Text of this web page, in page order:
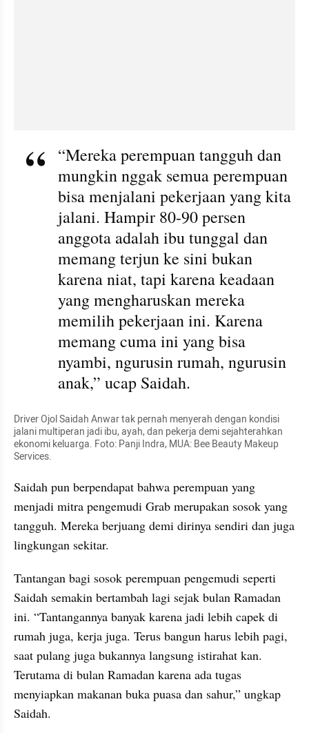
“Mereka perempuan tangguh dan
mungkin nggak semua perempuan
bisa menjalani pekerjaan yang kita
jalani. Hampir 80-90 persen
anggota adalah ibu tunggal dan
memang terjun ke sini bukan
karena niat, tapi karena keadaan
yang mengharuskan mereka
memilih pekerjaan ini. Karena
memang cuma ini yang bisa
nyambi, ngurusin rumah, ngurusin
anak,” ucap Saidah.
Driver Ojol Saidah Anwar tak pernah menyerah dengan kondisi
jalani multiperan jadi ibu, ayah, dan pekerja demi sejahterahkan
ekonomi keluarga. Foto: Panji Indra, MUA: Bee Beauty Makeup
Services.
Saidah pun berpendapat bahwa perempuan yang
menjadi mitra pengemudi Grab merupakan sosok yang
tangguh. Mereka berjuang demi dirinya sendiri dan juga
lingkungan sekitar.
Tantangan bagi sosok perempuan pengemudi seperti
Saidah semakin bertambah lagi sejak bulan Ramadan
ini. “Tantangannya banyak karena jadi lebih capek di
rumah juga, kerja juga. Terus bangun harus lebih pagi,
saat pulang juga bukannya langsung istirahat kan.
Terutama di bulan Ramadan karena ada tugas
menyiapkan makanan buka puasa dan sahur,” ungkap
Saidah.